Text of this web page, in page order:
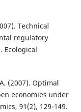
Technical
regulatory
Ecological
(2007). Optimal
economies under
91(2), 129-149.